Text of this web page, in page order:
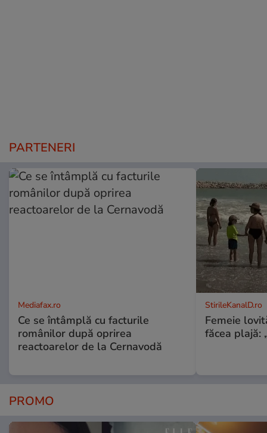
PARTENERI
Mediafax.ro
Ce se întâmplă cu facturile
românilor după oprirea
reactoarelor de la Cernavodă
StirileKanalD.ro
Femeie
făcea plajă:
PROMO